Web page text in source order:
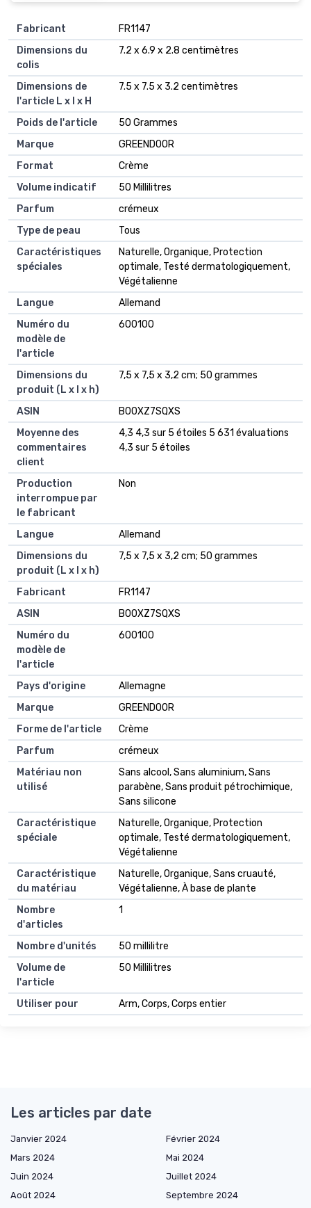
Fabricant
‎FR1147
Dimensions du
colis
‎7.2 x 6.9 x 2.8 centimètres
Dimensions de
l'article L x l x H
‎7.5 x 7.5 x 3.2 centimètres
Poids de l'article
‎50 Grammes
Marque
‎GREENDOOR
Format
‎Crème
Volume indicatif
‎50 Millilitres
Parfum
‎crémeux
Type de peau
‎Tous
Caractéristiques
spéciales
‎Naturelle, Organique, Protection
optimale, Testé dermatologiquement,
Végétalienne
Langue
‎Allemand
Numéro du
modèle de
l'article
‎600100
Dimensions du
produit (L x l x h)
‎7,5 x 7,5 x 3,2 cm; 50 grammes
ASIN
‎B00XZ7SQXS
Moyenne des
commentaires
client
4,3 4,3 sur 5 étoiles 5 631 évaluations
4,3 sur 5 étoiles
Production
interrompue par
le fabricant
Non
Langue
Allemand
Dimensions du
produit (L x l x h)
7,5 x 7,5 x 3,2 cm; 50 grammes
Fabricant
FR1147
ASIN
B00XZ7SQXS
Numéro du
modèle de
l'article
600100
Pays d'origine
Allemagne
Marque
GREENDOOR
Forme de l'article
Crème
Parfum
crémeux
Matériau non
utilisé
Sans alcool, Sans aluminium, Sans
parabène, Sans produit pétrochimique,
Sans silicone
Caractéristique
spéciale
Naturelle, Organique, Protection
optimale, Testé dermatologiquement,
Végétalienne
Caractéristique
du matériau
Naturelle, Organique, Sans cruauté,
Végétalienne, À base de plante
Nombre
d'articles
1
Nombre d'unités
50 millilitre
Volume de
l'article
50 Millilitres
Utiliser pour Arm, Corps, Corps entier
Les articles par date
Janvier 2024
Février 2024
Mars 2024
Mai 2024
Juin 2024
Juillet 2024
Août 2024
Septembre 2024